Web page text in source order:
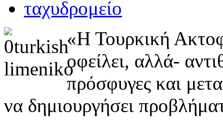
«Η Τουρκική
οφείλει, αλλά-
πρόσφυγες και
να δημιουργήσει